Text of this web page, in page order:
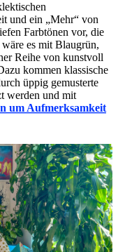
und ein „Mehr“ von
Farbtönen vor, die
es mit Blaugrün,
Reihe von kunstvoll
kommen klassische
üppig gemusterte
werden und mit
um Aufmerksamkeit